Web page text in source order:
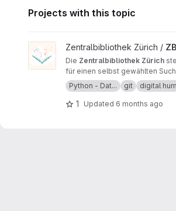
Projects with this topic
View ZB Suche Katalog project
Zentralbibliothek Zürich /
Die Zentralbibliothek Zürich
für einen selbst gewählten
der Ergebnistabelle können
Python - Dat... git digital
1 Updated 6 months ago